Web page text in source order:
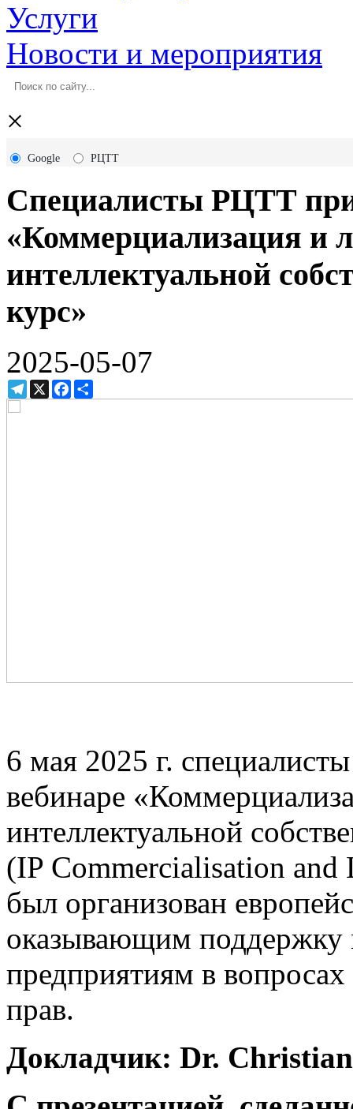
Услуги
Новости и мероприятия
×
Google РЦТТ
Специалисты РЦТТ
«Коммерциализация и
интеллектуальной
курс»
2025-05-07
Telegram
X Facebook
6 мая 2025 г.
вебинаре
интеллектуальной
(IP Commercialisation
был организован
оказывающим
предприятиям в
прав.
Докладчик: Dr.